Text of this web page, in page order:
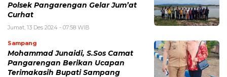
Polsek Pangarengan Gelar Jum’at
Curhat
Jumat, 13 Des 2024 - 07:58 WIB
Sampang
Mohammad Junaidi, S.Sos Camat
Pangarengan Berikan Ucapan
Terimakasih Bupati Sampang